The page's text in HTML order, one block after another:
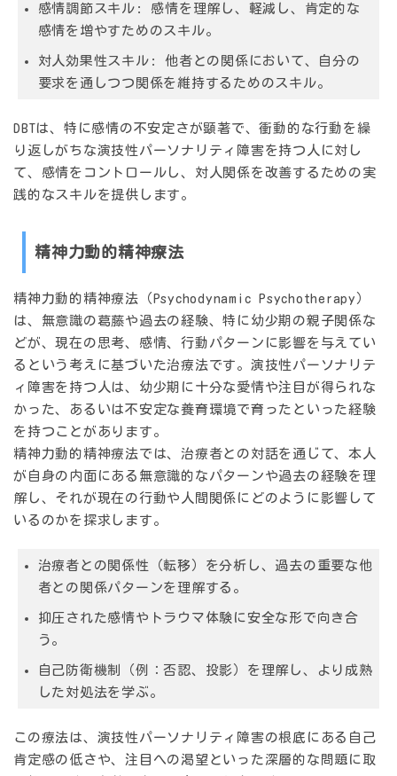
感情調節スキル : 感情を理解し、軽減し、肯定的な
感情を増やすためのスキル。
対人効果性スキル : 他者との関係において、自分の
要求を通しつつ関係を維持するためのスキル。
DBTは、特に感情の不安定さが顕著で、衝動的な行動を繰
り返しがちな演技性パーソナリティ障害を持つ人に対し
て、感情をコントロールし、対人関係を改善するための実
践的なスキルを提供します。
精神力動的精神療法
精神力動的精神療法（Psychodynamic Psychotherapy）
は、無意識の葛藤や過去の経験、特に幼少期の親子関係な
どが、現在の思考、感情、行動パターンに影響を与えてい
るという考えに基づいた治療法です。演技性パーソナリテ
ィ障害を持つ人は、幼少期に十分な愛情や注目が得られな
かった、あるいは不安定な養育環境で育ったといった経験
を持つことがあります。
精神力動的精神療法では、治療者との対話を通じて、本人
が自身の内面にある無意識的なパターンや過去の経験を理
解し、それが現在の行動や人間関係にどのように影響して
いるのかを探求します。
治療者との関係性（転移）を分析し、過去の重要な他
者との関係パターンを理解する。
抑圧された感情やトラウマ体験に安全な形で向き合
う。
自己防衛機制（例：否認、投影）を理解し、より成熟
した対処法を学ぶ。
この療法は、演技性パーソナリティ障害の根底にある自己
肯定感の低さや、注目への渇望といった深層的な問題に取